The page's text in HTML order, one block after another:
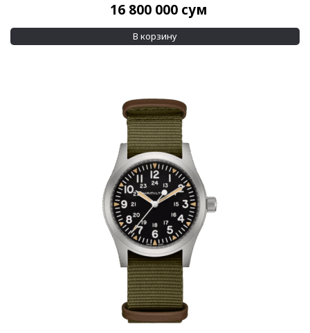
16 800 000 сум
В корзину